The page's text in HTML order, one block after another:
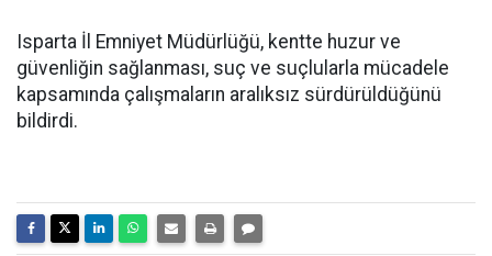
Isparta İl Emniyet Müdürlüğü, kentte huzur ve
güvenliğin sağlanması, suç ve suçlularla mücadele
kapsamında çalışmaların aralıksız sürdürüldüğünü
bildirdi.